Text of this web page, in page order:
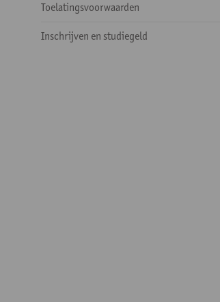
Toelatingsvoorwaarden
Inschrijven en studiegeld